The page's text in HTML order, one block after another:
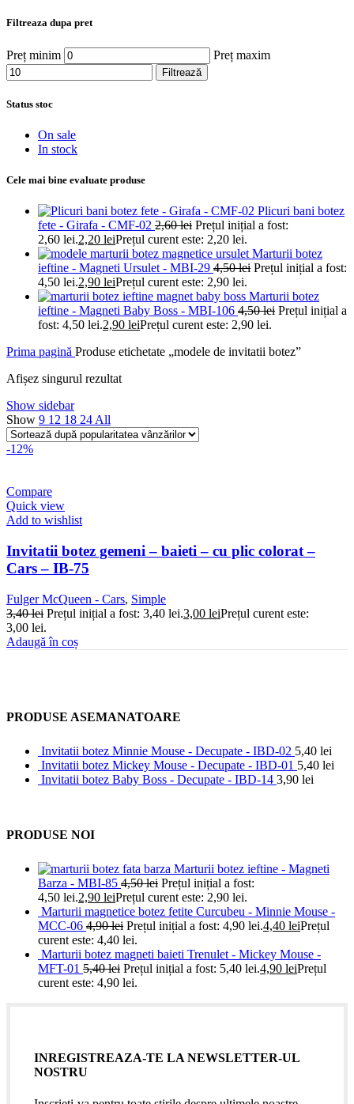
Filtreaza dupa pret
Preț minim Preț maxim
Filtrează
Status stoc
On sale
In stock
Cele mai bine evaluate produse
Plicuri bani botez
fete - Girafa - CMF-02 2,60lei Prețul inițial a fost:
2,60 lei.2,20 leiPrețul curent este: 2,20 lei.
Marturii botez
ieftine - Magneti Ursulet - MBI-29 4,50lei Prețul inițial a fost:
4,50 lei.2,90 leiPrețul curent este: 2,90 lei.
Marturii botez
ieftine - Magneti Baby Boss - MBI-106 4,50lei Prețul inițial a
fost: 4,50 lei.2,90 leiPrețul curent este: 2,90 lei.
Prima pagină Produse etichetate „modele de invitatii botez”
Afișez singurul rezultat
Show sidebar
Show 9 12 18 24 All
-12%
Compare
Quick view
Add to wishlist
Invitatii botez gemeni – baieti – cu plic colorat –
Cars – IB-75
Fulger McQueen - Cars, Simple
3,40lei Prețul inițial a fost: 3,40 lei.3,00 leiPrețul curent este:
3,00 lei.
Adaugă în coș
PRODUSE ASEMANATOARE
Invitatii botez Minnie Mouse - Decupate - IBD-02 5,40 lei
Invitatii botez Mickey Mouse - Decupate - IBD-01 5,40 lei
Invitatii botez Baby Boss - Decupate - IBD-14 3,90 lei
PRODUSE NOI
Marturii botez ieftine - Magneti
Barza - MBI-85 4,50lei Prețul inițial a fost:
4,50 lei.2,90 leiPrețul curent este: 2,90 lei.
Marturii magnetice botez fetite Curcubeu - Minnie Mouse -
MCC-06 4,90lei Prețul inițial a fost: 4,90 lei.4,40 leiPrețul
curent este: 4,40 lei.
Marturii botez magneti baieti Trenulet - Mickey Mouse -
MFT-01 5,40lei Prețul inițial a fost: 5,40 lei.4,90 leiPrețul
curent este: 4,90 lei.
INREGISTREAZA-TE LA NEWSLETTER-UL
NOSTRU